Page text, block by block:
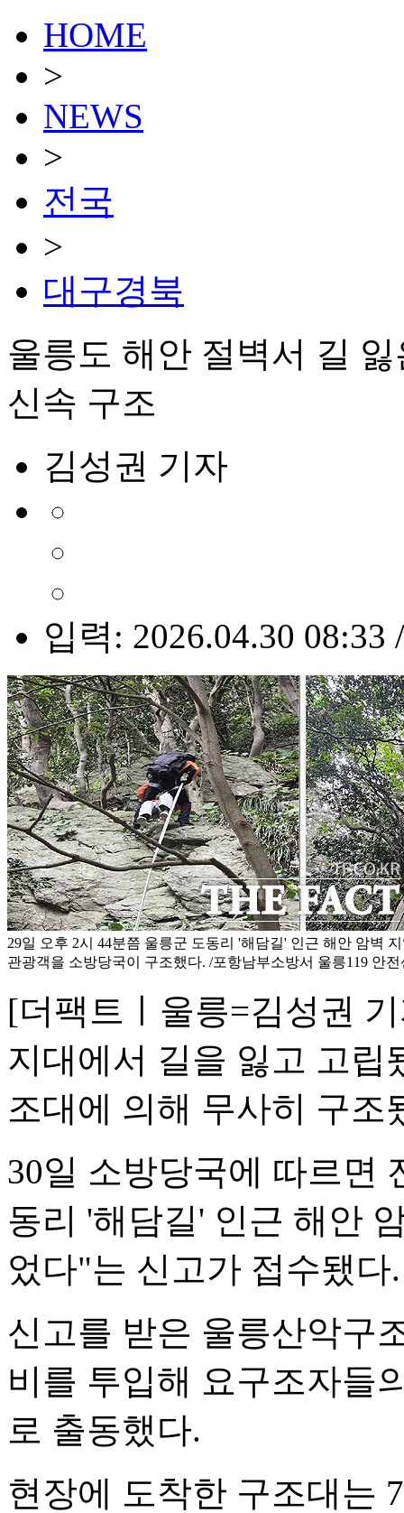
HOME
>
NEWS
>
전국
>
대구경북
울릉도 해안 절벽서 길
신속 구조
김성권 기자
입력: 2026.04.30 08:33
29일 오후 2시 44분쯤 울릉군 도동리 '해담길' 인근 해안 암벽
관광객을 소방당국이 구조했다. /포항남부소방서 울릉119 안전
[더팩트ㅣ울릉=김성권
지대에서 길을 잃고 고립
조대에 의해 무사히 구조
30일 소방당국에 따르면
동리 '해담길' 인근 해안
었다"는 신고가 접수됐다.
신고를 받은 울릉산악구
비를 투입해 요구조자들
로 출동했다.
현장에 도착한 구조대는